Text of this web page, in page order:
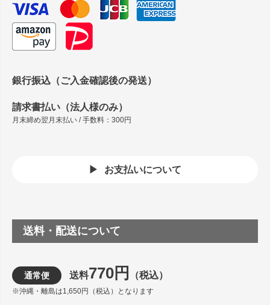
銀行振込（ご入金確認後の発送）
請求書払い（法人様のみ）
月末締め翌月末払い / 手数料：300円
お支払いについて
送料・配送について
通常便 送料770円 （税込）
※沖縄・離島は1,650円（税込）となります